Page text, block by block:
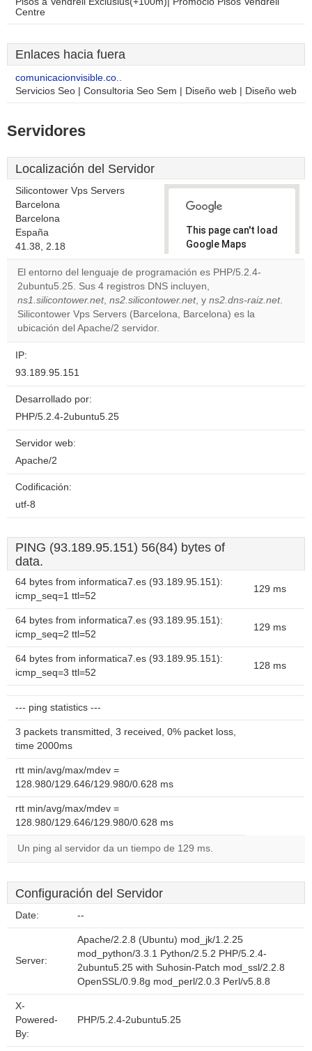
Centre
Enlaces hacia fuera
comunicacionvisible.co..
Servicios Seo | Consultoria Seo Sem | Diseño web | Diseño web
Servidores
Localización del Servidor
Silicontower Vps Servers
Barcelona
Barcelona
España
41.38, 2.18
This page can't load
Google Maps
correctly.
Do you
own this
website?
OK
El entorno del lenguaje de programación es PHP/5.2.4-
2ubuntu5.25. Sus 4 registros DNS incluyen,
ns1.silicontower.net, ns2.silicontower.net, y ns2.dns-raiz.net.
Silicontower Vps Servers (Barcelona, Barcelona) es la
ubicación del Apache/2 servidor.
IP:
93.189.95.151
Desarrollado por:
PHP/5.2.4-2ubuntu5.25
Servidor web:
Apache/2
Codificación:
utf-8
PING (93.189.95.151) 56(84) bytes of
data.
64 bytes from informatica7.es (93.189.95.151):
icmp_seq=1 ttl=52
129 ms
64 bytes from informatica7.es (93.189.95.151):
icmp_seq=2 ttl=52
129 ms
64 bytes from informatica7.es (93.189.95.151):
icmp_seq=3 ttl=52
128 ms
--- ping statistics ---
3 packets transmitted, 3 received, 0% packet loss,
time 2000ms
rtt min/avg/max/mdev =
128.980/129.646/129.980/0.628 ms
rtt min/avg/max/mdev =
128.980/129.646/129.980/0.628 ms
Un ping al servidor da un tiempo de 129 ms.
Configuración del Servidor
Date: --
Server:
Apache/2.2.8 (Ubuntu) mod_jk/1.2.25
mod_python/3.3.1 Python/2.5.2 PHP/5.2.4-
2ubuntu5.25 with Suhosin-Patch mod_ssl/2.2.8
OpenSSL/0.9.8g mod_perl/2.0.3 Perl/v5.8.8
X-
Powered-
By:
PHP/5.2.4-2ubuntu5.25